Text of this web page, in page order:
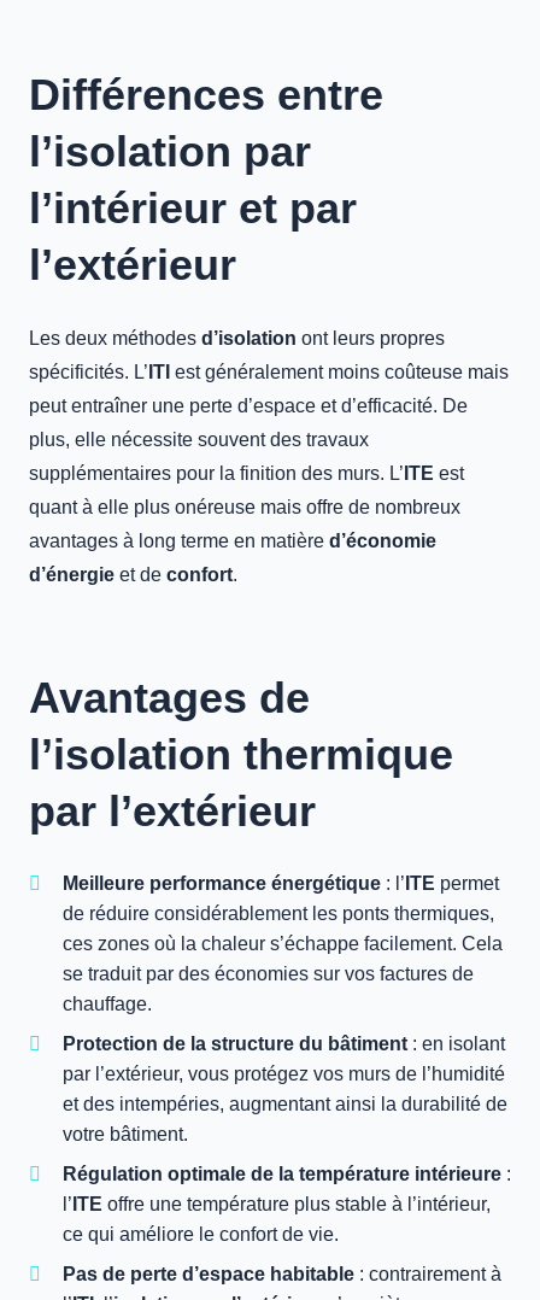
Différences entre
l’isolation par
l’intérieur et par
l’extérieur
Les deux méthodes d’isolation ont leurs propres
spécificités. L’ ITI est généralement moins coûteuse mais
peut entraîner une perte d’espace et d’efficacité. De
plus, elle nécessite souvent des travaux
supplémentaires pour la finition des murs. L’ ITE est
quant à elle plus onéreuse mais offre de nombreux
avantages à long terme en matière d’économie
d’énergie et de confort.
Avantages de
l’isolation thermique
par l’extérieur
Meilleure performance énergétique : l’ ITE permet
de réduire considérablement les ponts thermiques,
ces zones où la chaleur s’échappe facilement. Cela
se traduit par des économies sur vos factures de
chauffage.
Protection de la structure du bâtiment : en isolant
par l’extérieur, vous protégez vos murs de l’humidité
et des intempéries, augmentant ainsi la durabilité de
votre bâtiment.
Régulation optimale de la température intérieure :
l’ ITE offre une température plus stable à l’intérieur,
ce qui améliore le confort de vie.
Pas de perte d’espace habitable : contrairement à